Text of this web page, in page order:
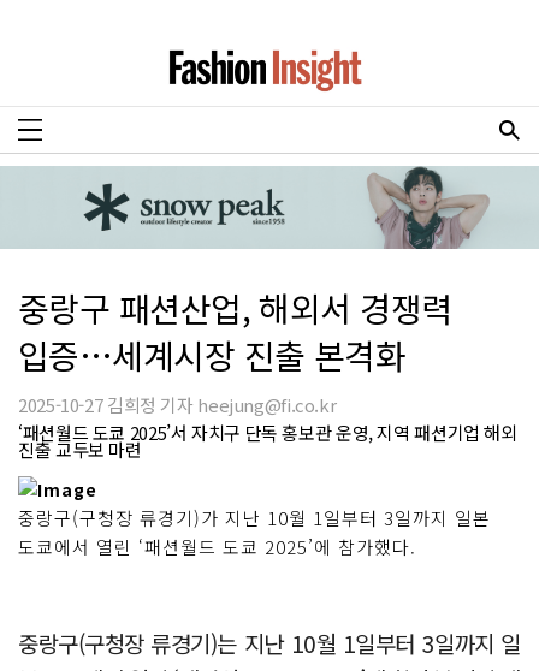
중랑구 패션산업, 해외서 경쟁력
입증…세계시장 진출 본격화
2025-10-27 김희정 기자 heejung@fi.co.kr
‘패션월드 도쿄 2025’서 자치구 단독 홍보관 운영, 지역 패션기업 해외
진출 교두보 마련
중랑구(구청장 류경기)가 지난 10월 1일부터 3일까지 일본
도쿄에서 열린 ‘패션월드 도쿄 2025’에 참가했다.
중랑구(구청장 류경기)는 지난 10월 1일부터 3일까지 일